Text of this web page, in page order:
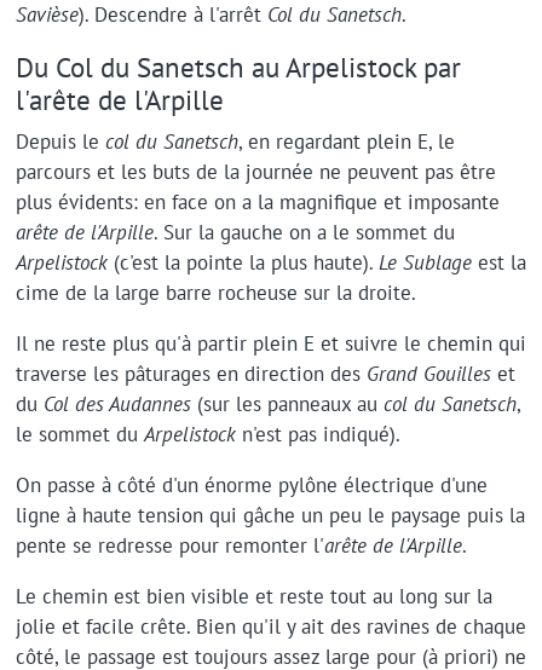
Savièse). Descendre à l'arrêt Col du Sanetsch.
Du Col du Sanetsch au Arpelistock par
l'arête de l'Arpille
Depuis le col du Sanetsch, en regardant plein E, le
parcours et les buts de la journée ne peuvent pas être
plus évidents: en face on a la magnifique et imposante
arête de l'Arpille. Sur la gauche on a le sommet du
Arpelistock(c'est la pointe la plus haute). Le Sublageest la
cime de la large barre rocheuse sur la droite.
Il ne reste plus qu'à partir plein E et suivre le chemin qui
traverse les pâturages en direction des Grand Gouilleset
du Col des Audannes(sur les panneaux au col du Sanetsch,
le sommet duArpelistockn'est pas indiqué).
On passe à côté d'un énorme pylône électrique d'une
ligne à haute tension qui gâche un peu le paysage puis la
pente se redresse pour remonter l'arête de l'Arpille.
Le chemin est bien visible et reste tout au long sur la
jolie et facile crête. Bien qu'il y ait des ravines de chaque
côté, le passage est toujours assez large pour (à priori) ne